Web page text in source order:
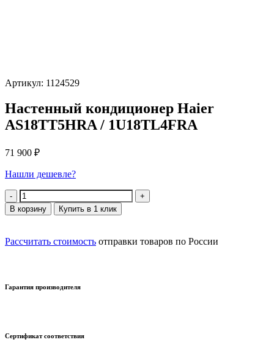
Артикул: 1124529
Настенный кондиционер Haier
AS18TT5HRA / 1U18TL4FRA
71 900 ₽
Нашли дешевле?
Количество
В корзину Купить в 1 клик
Рассчитать стоимость отправки товаров по России
Гарантия производителя
Сертификат соответствия